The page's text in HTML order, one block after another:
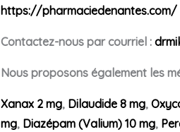
https://pharmaciedenantes.com/
Contactez-nous par courriel :
Nous proposons également les
Xanax 2 mg, Dilaudide 8 mg,
mg, Diazépam (Valium) 10 mg,